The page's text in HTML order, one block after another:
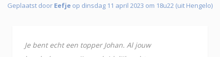
Geplaatst door Eefje op dinsdag 11 april 2023 om 18u22 (uit Hengelo)
Je bent echt een topper Johan. Al jouw